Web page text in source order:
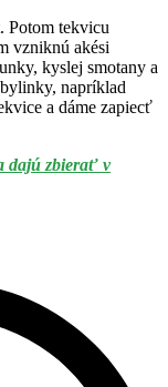
Potom tekvicu
vzniknú akési
kyslej smotany a
napríklad
a dáme zapiecť
dajú zbierať v